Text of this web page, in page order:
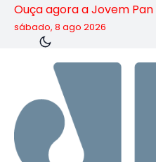
Ouça agora a Jovem Pan
sábado, 8 ago 2026